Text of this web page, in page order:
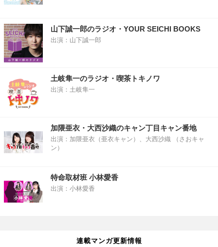
山下誠一郎のラジオ・YOUR SEICHI BOOKS
出演：山下誠一郎
土岐隼一のラジオ・喫茶トキノワ
出演：土岐隼一
加隈亜衣・大西沙織のキャン丁目キャン番地
出演：加隈亜衣（亜衣キャン）、大西沙織 （さおキャ
ン）
特命取材班 小林愛香
出演：小林愛香
連載マンガ更新情報